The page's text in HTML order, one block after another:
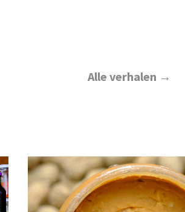
Alle verhalen →